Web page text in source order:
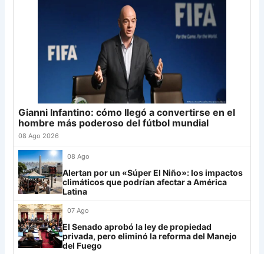
Sporting Cristal
Grupo G
Mirassol
Lanús 9
Always Ready
Grupo H
IDV 13
-6
+4 24
Defensa 19
Banfield 19
Sarmiento 19 -8
Atl. Tucumán 19 -3 19
Newell's 19 -12 19
26 Central Córdoba 19 -12
27 Platense
28 Riestra
29 Aldosivi
30 Estudiantes RC 19 -21 9
Gianni Infantino: cómo llegó a convertirse en el
hombre más poderoso del fútbol mundial
08 Ago 2026
08 Ago
Alertan por un «Súper El Niño»: los impactos
climáticos que podrían afectar a América
Latina
07 Ago
El Senado aprobó la ley de propiedad
privada, pero eliminó la reforma del Manejo
del Fuego